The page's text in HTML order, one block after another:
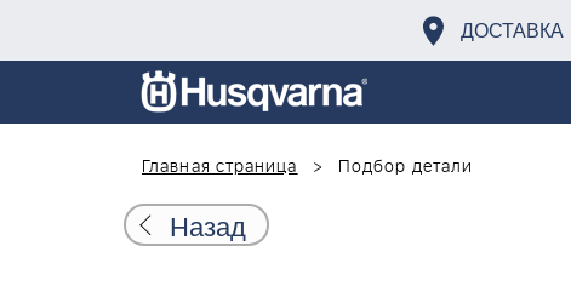
ДОСТАВКА
Главная страница Подбор детали
Назад